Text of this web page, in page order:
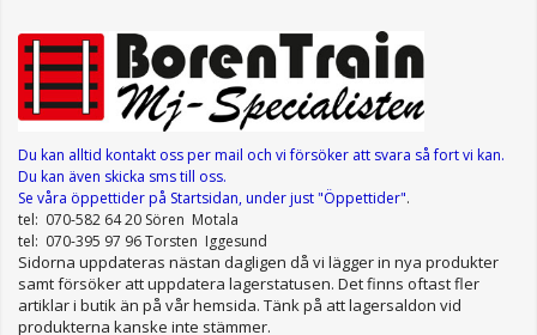
Du kan alltid kontakt oss per mail och vi försöker att svara så fort vi kan.
Du kan även skicka sms till oss.
Se våra öppettiderpå Startsidan, under just "Öppettider".
tel: 070-582 64 20 Sören Motala
tel: 070-395 97 96 Torsten Iggesund
Sidorna uppdateras nästan dagligen då vi lägger in nya produkter
samt försöker att uppdatera lagerstatusen. Det finns oftast fler
artiklar i butik än på vår hemsida. Tänk på att lagersaldon vid
produkterna kanske inte stämmer.